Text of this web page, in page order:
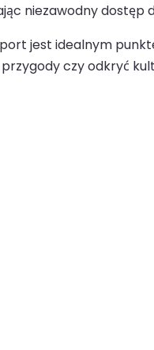
niezawodny dostęp
jest idealnym
przygody czy odkryć